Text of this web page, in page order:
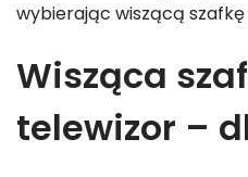
wybierając wiszącą
Wisząca
telewizor –